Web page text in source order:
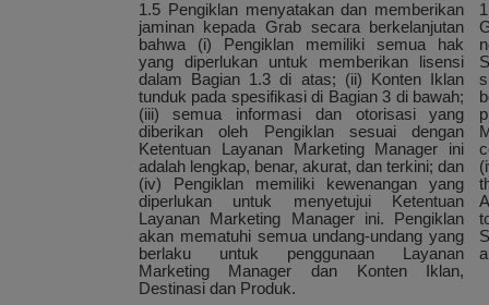
1.5 Pengiklan menyatakan dan memberikan
jaminan kepada Grab secara berkelanjutan
bahwa (i) Pengiklan memiliki semua hak
yang diperlukan untuk memberikan lisensi
dalam Bagian 1.3 di atas; (ii) Konten Iklan
tunduk pada spesifikasi di Bagian 3 di bawah;
(iii) semua informasi dan otorisasi yang
diberikan oleh Pengiklan sesuai dengan
Ketentuan Layanan Marketing Manager ini
adalah lengkap, benar, akurat, dan terkini; dan
(iv) Pengiklan memiliki kewenangan yang
diperlukan untuk menyetujui Ketentuan
Layanan Marketing Manager ini. Pengiklan
akan mematuhi semua undang-undang yang
berlaku untuk penggunaan Layanan
Marketing Manager dan Konten Iklan,
Destinasi dan Produk.